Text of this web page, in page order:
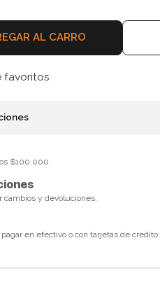
AL CARRO
favoritos
$100.000
cambios y devoluciones.
en efectivo o con tarjetas de credito.